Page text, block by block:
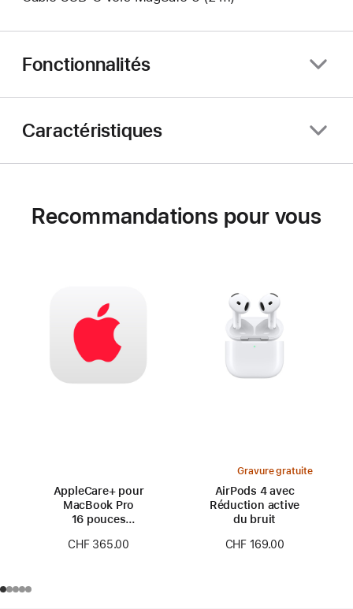
Fonctionnalités
Caractéristiques
Recommandations pour vous
AppleCare+ pour
MacBook Pro
16 pouces
CHF 365.00
Gravure gratuite
AirPods 4 avec
Réduction active
du bruit
CHF 169.00